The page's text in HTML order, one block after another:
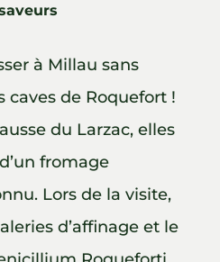
à Millau sans
caves de Roquefort !
du Larzac, elles
fromage
Lors de la visite,
d’affinage et le